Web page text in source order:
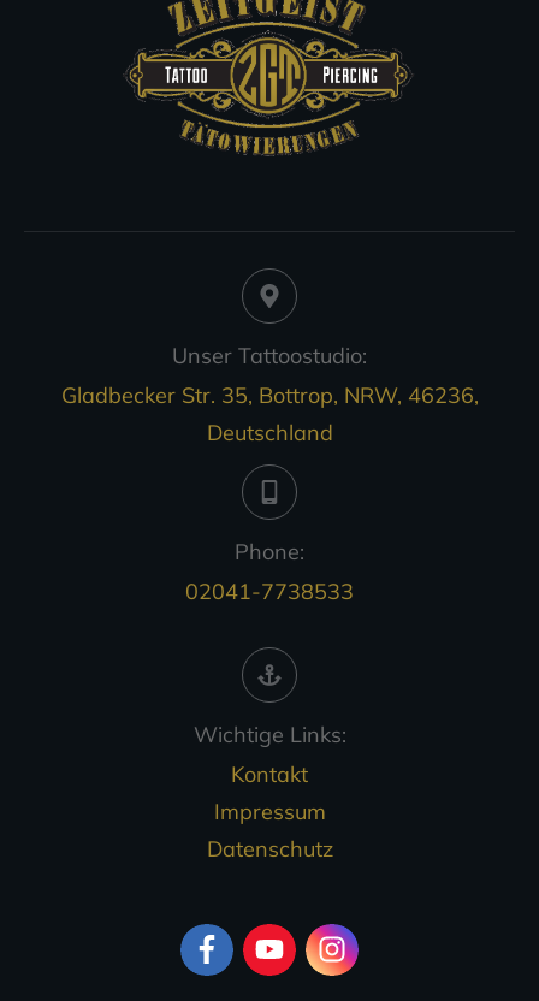
Unser Tattoostudio:
Gladbecker Str. 35, Bottrop, NRW, 46236,
Deutschland
Phone:
02041-7738533
Wichtige Links:
Kontakt
Impressum
Datenschutz